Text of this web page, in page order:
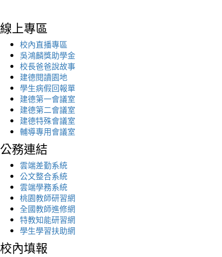
線上專區
校內直播專區
吳鴻麟獎助學金
校長爸爸說故事
建德閱讀園地
學生病假回報單
建德第一會議室
建德第二會議室
建德特殊會議室
輔導專用會議室
公務連結
雲端差勤系統
公文整合系統
雲端學務系統
桃園教師研習網
全國教師進修網
特教知能研習網
學生學習扶助網
校內填報